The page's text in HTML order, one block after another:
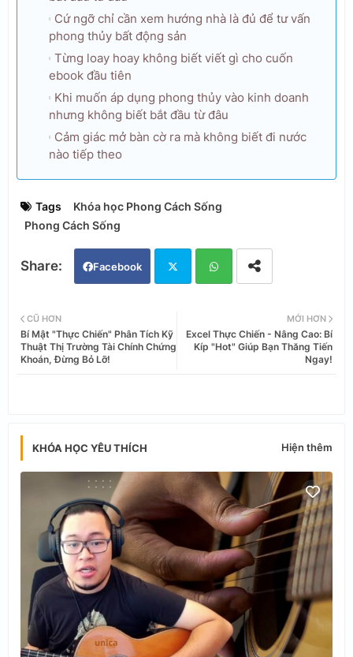
Cứ ngỡ chỉ cần xem hướng nhà là đủ để tư vấn
phong thủy bất động sản
Từng loay hoay không biết viết gì cho cuốn
ebook đầu tiên
Khi muốn áp dụng phong thủy vào kinh doanh
nhưng không biết bắt đầu từ đâu
Cảm giác mở bàn cờ ra mà không biết đi nước
nào tiếp theo
Tags
Khóa học Phong Cách Sống
Phong Cách Sống
Facebook
tter ats
MỚI HƠN
Excel Thực Chiến - Nâng Cao: Bí
Kíp "Hot" Giúp Bạn Thăng Tiến
Ngay!
CŨ HƠN
Bí Mật "Thực Chiến" Phân Tích Kỹ
Thuật Thị Trường Tài Chính Chứng
Khoán, Đừng Bỏ Lỡ!
KHÓA HỌC YÊU THÍCH Hiện thêm